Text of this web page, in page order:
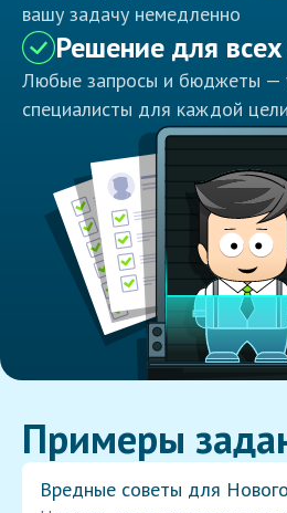
вашу задачу немедленно
Решение для
Любые запросы и бюджеты —
специалисты для каждой цели
Примеры
Вредные советы для